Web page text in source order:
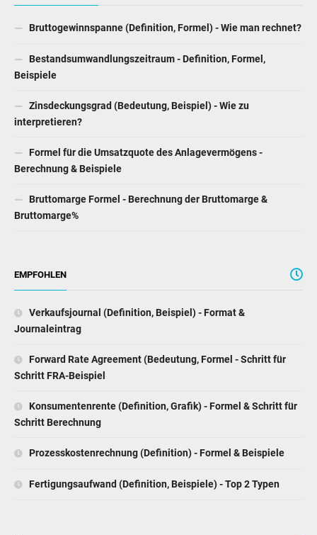
Bruttogewinnspanne (Definition, Formel) - Wie man rechnet?
Bestandsumwandlungszeitraum - Definition, Formel,
Beispiele
Zinsdeckungsgrad (Bedeutung, Beispiel) - Wie zu
interpretieren?
Formel für die Umsatzquote des Anlagevermögens -
Berechnung & Beispiele
Bruttomarge Formel - Berechnung der Bruttomarge &
Bruttomarge%
EMPFOHLEN
Verkaufsjournal (Definition, Beispiel) - Format &
Journaleintrag
Forward Rate Agreement (Bedeutung, Formel - Schritt für
Schritt FRA-Beispiel
Konsumentenrente (Definition, Grafik) - Formel & Schritt für
Schritt Berechnung
Prozesskostenrechnung (Definition) - Formel & Beispiele
Fertigungsaufwand (Definition, Beispiele) - Top 2 Typen